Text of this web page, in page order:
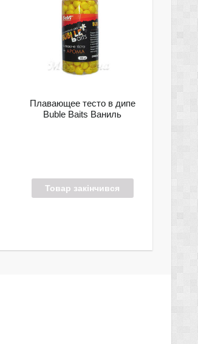
Плавающее тесто в дипе
Buble Baits Ваниль
Товар закінчився